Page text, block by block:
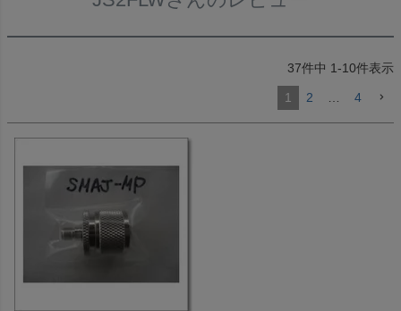
37件中 1-10件表示
1 2 4